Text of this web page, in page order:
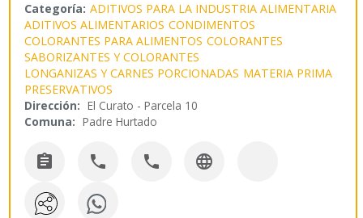
Categoría: ADITIVOS PARA LA INDUSTRIA ALIMENTARIA
ADITIVOS ALIMENTARIOS CONDIMENTOS
COLORANTES PARA ALIMENTOS COLORANTES
SABORIZANTES Y COLORANTES
LONGANIZAS Y CARNES PORCIONADAS MATERIA PRIMA
PRESERVATIVOS
Dirección: El Curato - Parcela 10
Comuna: Padre Hurtado
   